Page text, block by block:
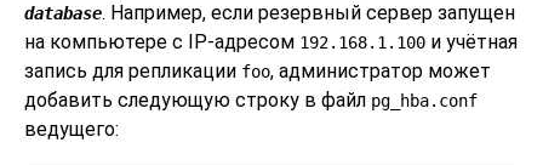
database. Например, если резервный сервер запущен
на компьютере с IP-адресом 192.168.1.100 и учётная
запись для репликации foo, администратор может
добавить следующую строку в файл pg_hba.conf
ведущего: